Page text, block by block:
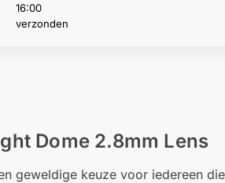
16:00
verzonden
Dome 2.8mm Lens
geweldige keuze voor iedereen